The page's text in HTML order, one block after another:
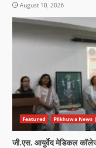
August 10, 2026
Featured Pilkhuwa News |
जी.एस. आयुर्वेद मेडिकल